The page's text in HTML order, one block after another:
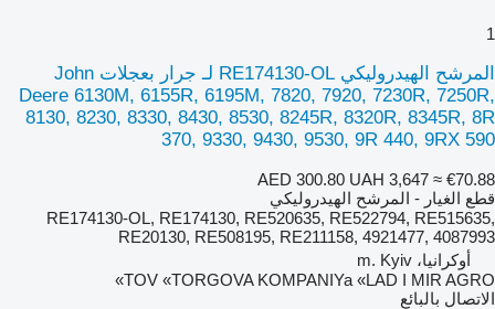
1
المرشح الهيدروليكي RE174130-OL لـ جرار بعجلات John
Deere 6130M, 6155R, 6195M, 7820, 7920, 7230R, 7250R,
8130, 8230, 8330, 8430, 8530, 8245R, 8320R, 8345R, 8R
370, 9330, 9430, 9530, 9R 440, 9RX 590
AED 300.80 UAH 3,647 ≈ €70.88
قطع الغيار - المرشح الهيدروليكي
RE174130-OL, RE174130, RE520635, RE522794, RE515635,
RE20130, RE508195, RE211158, 4921477, 4087993
أوكرانيا، m. Kyiv
TOV «TORGOVA KOMPANIYa «LAD I MIR AGRO»
الاتصال بالبائع